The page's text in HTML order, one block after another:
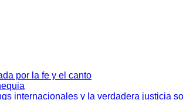
por la fe y el canto
internacionales y la verdadera justicia